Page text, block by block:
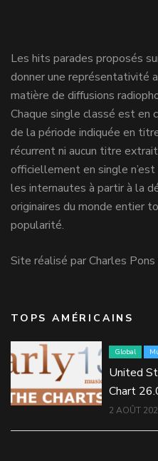
Les hits parades proposés
donner une représentativité
matière de diffusions
Chaque single classé est en
de la période indiquée en
récurrent ni aucun titre
officiellement en single
les internautes à partir à la
originaires du monde entier
popularité.
Site réalisé par Charles
TOPS AMÉRICAINS
Global
United
Chart
2 AOÛT